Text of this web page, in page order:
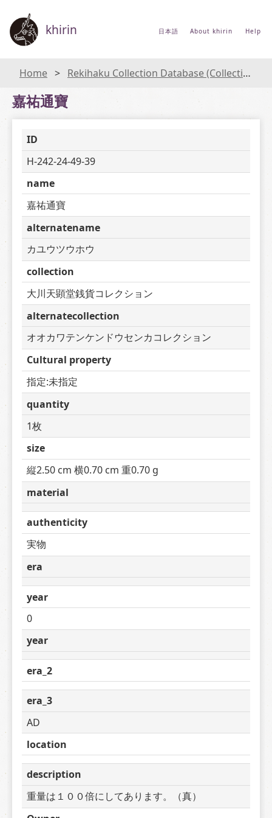
khirin 日本語 About khirin Help
Home Rekihaku Collection Database (Collections Database of the National Museum of Japanese History)
嘉祐通寶
ID
H-242-24-49-39
name
嘉祐通寶
alternatename
カユウツウホウ
collection
大川天顕堂銭貨コレクション
alternatecollection
オオカワテンケンドウセンカコレクション
Cultural property
指定:未指定
quantity
1枚
size
縦2.50 cm 横0.70 cm 重0.70 g
material
authenticity
実物
era
year
0
year
era_2
era_3
AD
location
description
重量は１００倍にしてあります。（真）